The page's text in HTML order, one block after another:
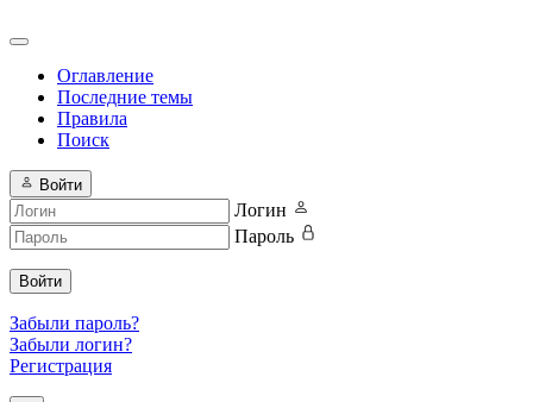
Оглавление
Последние темы
Правила
Поиск
Войти
Логин
Пароль
Войти
Забыли пароль?
Забыли логин?
Регистрация